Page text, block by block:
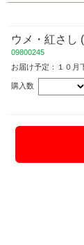
ウメ・紅さし
09800245
お届け予定：１０
購入数